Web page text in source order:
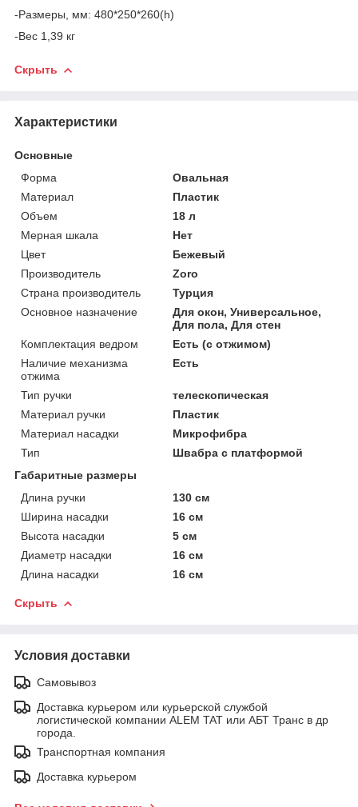
-Размеры, мм: 480*250*260(h)
-Вес 1,39 кг
Скрыть
Характеристики
Основные
Форма
Овальная
Материал
Пластик
Объем
18 л
Мерная шкала
Нет
Цвет
Бежевый
Производитель
Zoro
Страна производитель
Турция
Основное назначение
Для окон, Универсальное,
Для пола, Для стен
Комплектация ведром
Есть (с отжимом)
Наличие механизма
отжима
Есть
Тип ручки
телескопическая
Материал ручки
Пластик
Материал насадки
Микрофибра
Тип
Швабра с платформой
Габаритные размеры
Длина ручки
130 см
Ширина насадки
16 см
Высота насадки
5 см
Диаметр насадки
16 см
Длина насадки
16 см
Скрыть
Условия доставки
Самовывоз
Доставка курьером или курьерской службой
логистической компании ALEM TAT или АБТ Транс в др
города.
Транспортная компания
Доставка курьером